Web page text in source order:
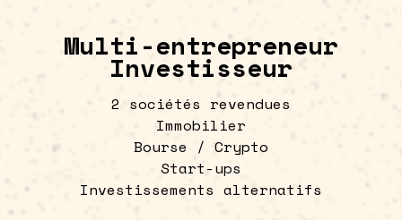
Multi-entrepreneur
Investisseur
2 sociétés revendues
Immobilier
Bourse / Crypto
Start-ups
Investissements alternatifs